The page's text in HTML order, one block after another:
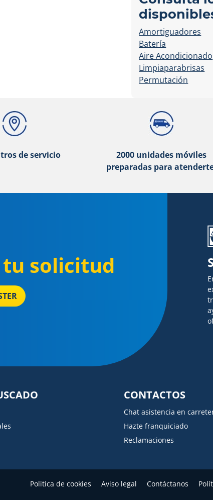
Amortiguadores
Batería
Aire Acondicionado
Limpiaparabrisas
Permutación
de servicio
2000 unidades móviles
preparadas para
tu solicitud
CONTACTOS
Chat asistencia en
Hazte franquiciado
Reclamaciones
Politica de cookies Aviso legal Contáctanos